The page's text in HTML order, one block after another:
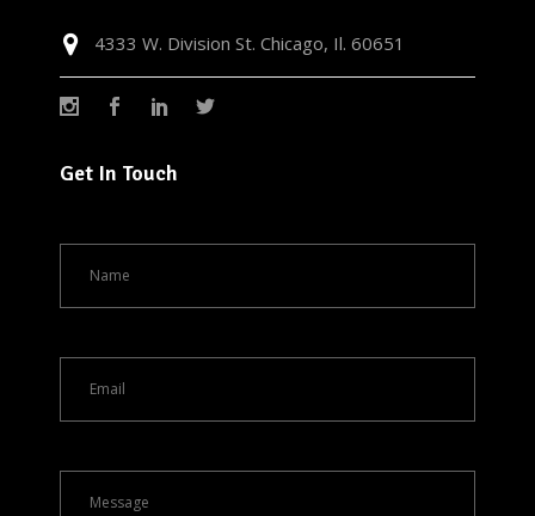
4333 W. Division St. Chicago, Il. 60651
Get In Touch